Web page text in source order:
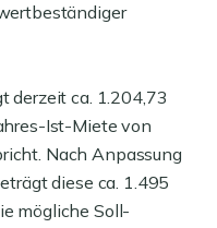
derzeit ca. 1.204,73
Ist-Miete von
Nach Anpassung
diese ca. 1.495
mögliche Soll-